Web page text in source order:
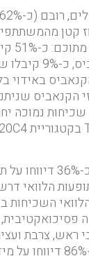
בבליעה של שמן
את הקנאביס
הקנאביס
נמוכה
כ-36%
כ-2% מתופעות
השכיחות
פסיכואקטיבית,
ראש, צרבת
כ-86% דיווחו